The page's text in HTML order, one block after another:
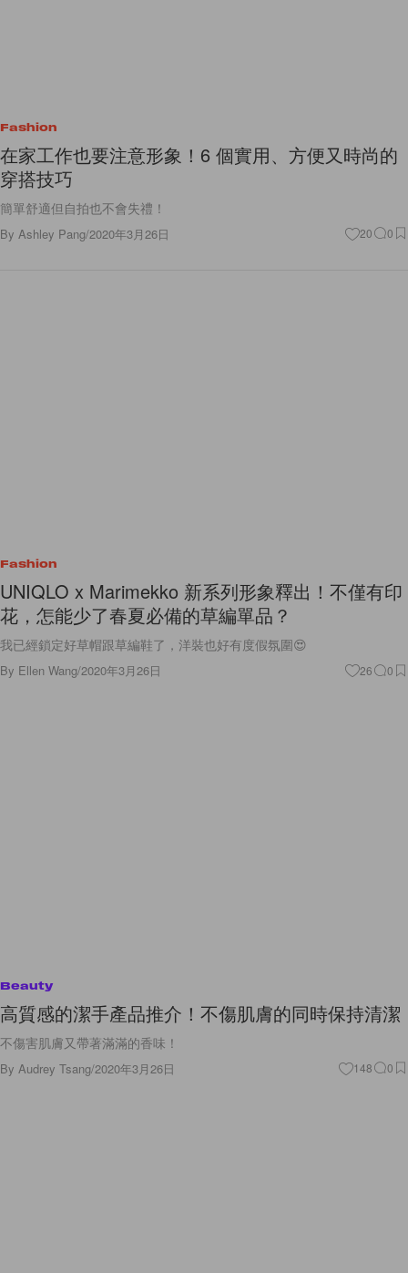
Fashion
在家工作也要注意形象！6 個實用、方便又時尚的
穿搭技巧
簡單舒適但自拍也不會失禮！
By Ashley Pang/2020年3月26日 20 0
Fashion
UNIQLO x Marimekko 新系列形象釋出！不僅有印
花，怎能少了春夏必備的草編單品？
我已經鎖定好草帽跟草編鞋了，洋裝也好有度假氛圍😍
By Ellen Wang/2020年3月26日 26 0
Beauty
高質感的潔手產品推介！不傷肌膚的同時保持清潔
不傷害肌膚又帶著滿滿的香味！
By Audrey Tsang/2020年3月26日 148 0